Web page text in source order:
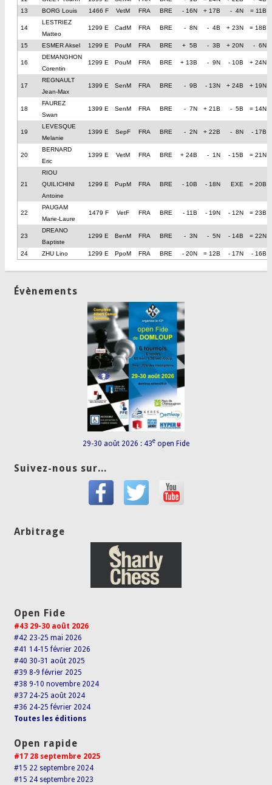
13
BORG Louis 1466 F VetM FRA BRE - 16N + 17B - 4N = 11B
14
LESTRIEZ
Matteo
1299 E CadM FRA BRE - 8N - 4B + 23N = 18B
15 ESMER Aksel 1299 E PouM FRA BRE + 5B - 3B + 20N - 6N
16
DEMANGHON
Corentin
1299 E PouM FRA BRE + 13B - 9N - 10B + 24N
17
REGNAULT
Jean-Max
1399 E SenM FRA BRE - 9B - 13N + 24B + 19N
18
FAUREZ
Swan
1399 E SenM FRA BRE - 7N + 21B - 5B = 14N
19
LEVESQUE
Melanie
1399 E SepF FRA BRE - 2N + 22B - 8N - 17B
20
BERNARD
Eric
1399 E VetM FRA BRE + 24B - 1N - 15B = 21N
21
RIOU
QUILICHINI
Antoine
1299 E PupM FRA BRE - 10B - 18N EXE = 20B
22
PAUGAM
Marie-Laure
1479 F VetF FRA BRE - 11B - 19N - 12N = 23B
23
DREANO
Baptiste
1299 E BenM FRA BRE - 3N - 5N - 14B = 22N
24 ZHU Lino 1299 E PpoM FRA BRE - 20N = 12B - 17N - 16B
Évènements
29-30 août 2026 : 43e open Fide
Suivez-nous sur...
Arbitrage
Open Fide
#43 29-30 août 2026
#42 23-25 mai 2026
#41 14-15 février 2026
#40 30-31 août 2025
#39 8-9 février 2025
#38 9-10 novembre 2024
#37 24-25 août 2024
#36 24-25 février 2024
Toutes les éditions
Open rapide
#17 28 septembre 2025
#15 22 septembre 2024
#15 24 septembre 2023